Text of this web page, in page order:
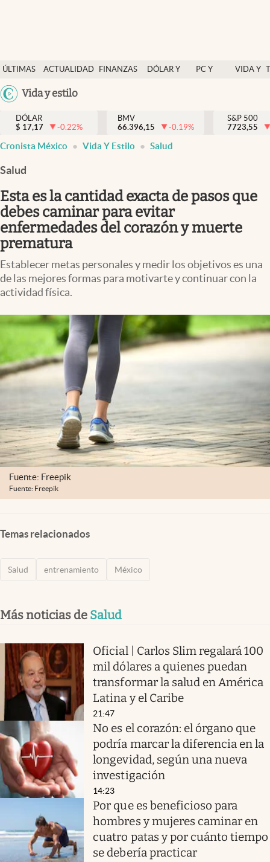
ÚLTIMAS
NOTICIAS
ACTUALIDAD
FINANZAS
DÓLAR Y
PC Y
VIDA Y
México
Vida y estilo
Actualidad
Finanzas y economía
Dólar y mercados
Pc y celular
Vida y estilo
Tv
Clima
Mediakit
abre en nueva pestaña
México
DÓLAR
$ 17,17 -0.22%
BMV
66.396,15
-0.19%
S&P 500
7723,55
Cronista México Vida Y Estilo Salud
Salud
Esta es la cantidad exacta de pasos que
debes caminar para evitar
enfermedades del corazón y muerte
prematura
Establecer metas personales y medir los objetivos es una
de las mejores formas para motivarte y continuar con la
actividad física.
Fuente: Freepik
Fuente: Freepik
Temas relacionados
Salud entrenamiento México
Más noticias de Salud
Oficial | Carlos Slim regalará 100
mil dólares a quienes puedan
transformar la salud en América
Latina y el Caribe
21:47
No es el corazón: el órgano que
podría marcar la diferencia en la
longevidad, según una nueva
investigación
14:23
Por que es beneficioso para
hombres y mujeres caminar en
cuatro patas y por cuánto tiempo
se debería practicar